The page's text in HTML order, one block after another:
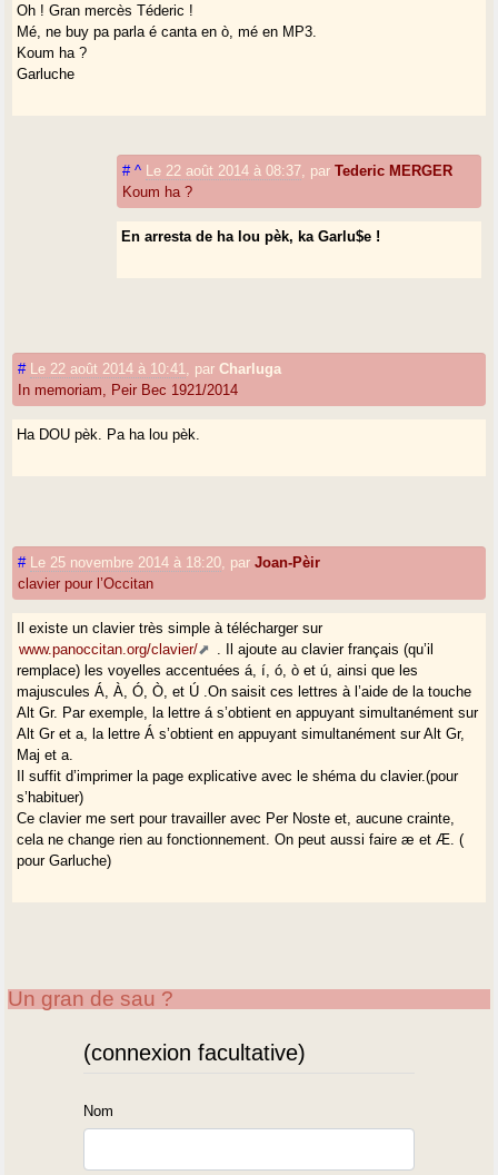
Oh ! Gran mercès Téderic !
Mé, ne buy pa parla é canta en ò, mé en MP3.
Koum ha ?
Garluche
# ^ Le 22 août 2014 à 08:37 parTederic MERGER
Koum ha ?
En arresta de ha lou pèk, ka Garlu$e !
# Le 22 août 2014 à 10:41 parCharluga
In memoriam, Peir Bec 1921/2014
Ha DOU pèk. Pa ha lou pèk.
# Le 25 novembre 2014 à 18:20 parJoan-Pèir
clavier pour l’Occitan
Il existe un clavier très simple à télécharger sur
www.panoccitan.org/clavier/
. Il ajoute au clavier français (qu’il
remplace) les voyelles accentuées á, í, ó, ò et ú, ainsi que les
majuscules Á, À, Ó, Ò, et Ú .On saisit ces lettres à l’aide de la touche
Alt Gr. Par exemple, la lettre á s’obtient en appuyant simultanément sur
Alt Gr et a, la lettre Á s’obtient en appuyant simultanément sur Alt Gr,
Maj et a.
Il suffit d’imprimer la page explicative avec le shéma du clavier.(pour
s’habituer)
Ce clavier me sert pour travailler avec Per Noste et, aucune crainte,
cela ne change rien au fonctionnement. On peut aussi faire æ et Æ. (
pour Garluche)
Un gran de sau ?
(connexion facultative)
Nom